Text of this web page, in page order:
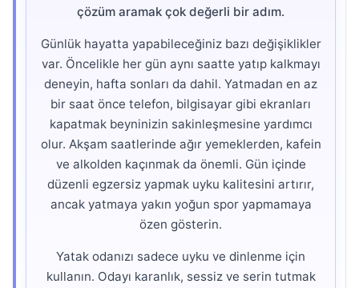
çözüm aramak çok değerli bir adım.
Günlük hayatta yapabileceğiniz bazı değişiklikler
var. Öncelikle her gün aynı saatte yatıp kalkmayı
deneyin, hafta sonları da dahil. Yatmadan en az
bir saat önce telefon, bilgisayar gibi ekranları
kapatmak beyninizin sakinleşmesine yardımcı
olur. Akşam saatlerinde ağır yemeklerden, kafein
ve alkolden kaçınmak da önemli. Gün içinde
düzenli egzersiz yapmak uyku kalitesini artırır,
ancak yatmaya yakın yoğun spor yapmamaya
özen gösterin.
Yatak odanızı sadece uyku ve dinlenme için
kullanın. Odayı karanlık, sessiz ve serin tutmak